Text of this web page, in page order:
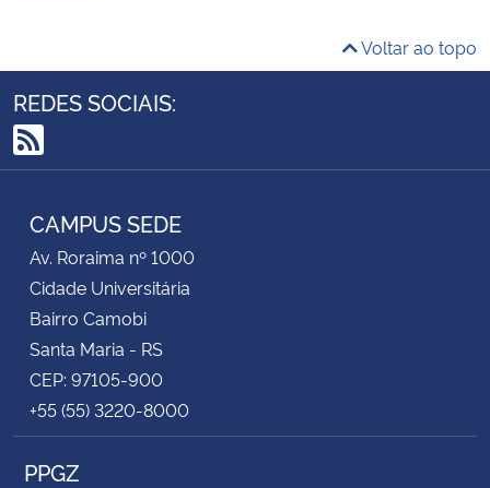
Voltar ao topo
REDES SOCIAIS:
RSS
CAMPUS SEDE
Av. Roraima nº 1000
Cidade Universitária
Bairro Camobi
Santa Maria - RS
CEP: 97105-900
+55 (55) 3220-8000
PPGZ